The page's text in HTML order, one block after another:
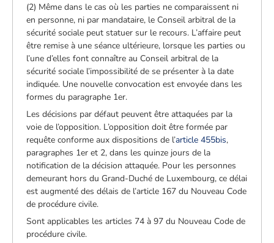
(2) Même dans le cas où les parties ne comparaissent ni
en personne, ni par mandataire, le Conseil arbitral de la
sécurité sociale peut statuer sur le recours. L’affaire peut
être remise à une séance ultérieure, lorsque les parties ou
l’une d’elles font connaître au Conseil arbitral de la
sécurité sociale l’impossibilité de se présenter à la date
indiquée. Une nouvelle convocation est envoyée dans les
formes du paragraphe 1er.
Les décisions par défaut peuvent être attaquées par la
voie de l’opposition. L’opposition doit être formée par
requête conforme aux dispositions de l’article 455bis,
paragraphes 1er et 2, dans les quinze jours de la
notification de la décision attaquée. Pour les personnes
demeurant hors du Grand-Duché de Luxembourg, ce délai
est augmenté des délais de l’article 167 du Nouveau Code
de procédure civile.
Sont applicables les articles 74 à 97 du Nouveau Code de
procédure civile.